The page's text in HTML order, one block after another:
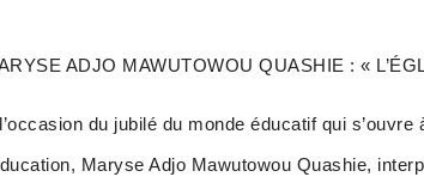
ADJO MAWUTOWOU QUASHIE : «
du jubilé du monde éducatif qui
Maryse Adjo Mawutowou Quashie,